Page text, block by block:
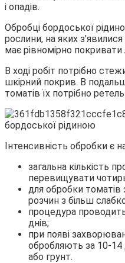
і опадів.
Обробці бордоської
рослини, на яких
має рівномірно покривати
В ході робіт потрібно
шкірний покрив. В
томатів їх потрібно
Інтенсивність обробки є
загальна кількість
перевищувати
для обробки томатів
розчин з більш
процедура
днів;
при появі
обробляють за 10-
або грунт.